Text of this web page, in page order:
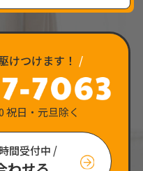
けつけます！ /
祝日・元旦除く
間受付中 /